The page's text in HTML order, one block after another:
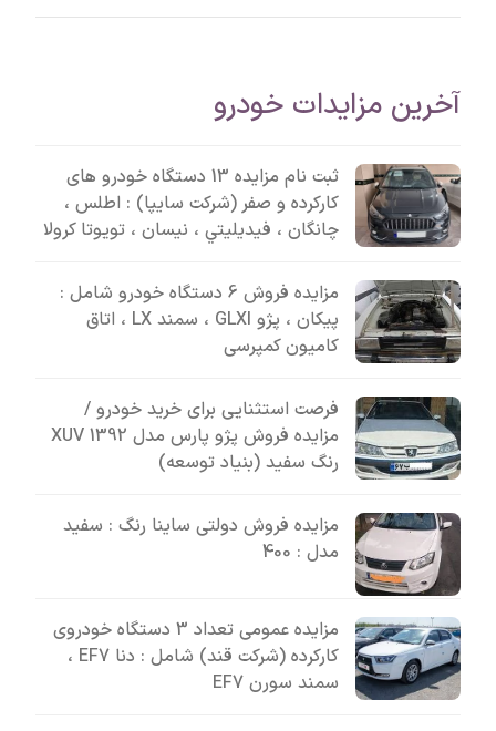
آخرین مزایدات خودرو
ثبت نام مزایده 13 دستگاه خودرو های
کارکرده و صفر (شرکت سایپا) : اطلس ،
چانگان ، فيديليتي ، نیسان ، تویوتا کرولا
مزایده فروش 6 دستگاه خودرو شامل :
پیکان ، پژو GLXI ، سمند LX ، اتاق
کامیون کمپرسی
فرصت استثنایی برای خرید خودرو /
مزایده فروش پژو پارس مدل 1392 XUV
رنگ سفید (بنیاد توسعه)
مزایده فروش دولتی ساینا رنگ : سفید
مدل : 400
مزایده عمومی تعداد 3 دستگاه خودروی
کارکرده (شرکت قند) شامل : دنا EF7 ،
سمند سورن EF7